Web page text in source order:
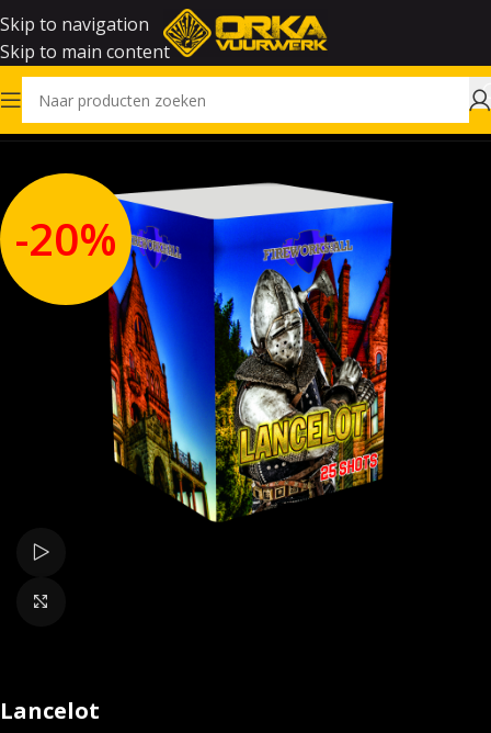
Skip to navigation
Skip to main content
Home Vuurwerk
-20%
Lancelot